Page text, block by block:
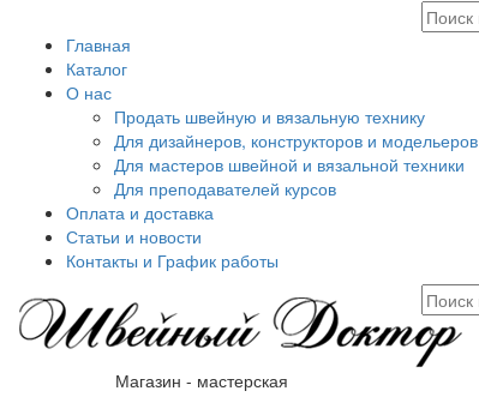
Главная
Каталог
О нас
Продать швейную и вязальную технику
Для дизайнеров, конструкторов и модельеров
Для мастеров швейной и вязальной техники
Для преподавателей курсов
Оплата и доставка
Статьи и новости
Контакты и График работы
Магазин - мастерская